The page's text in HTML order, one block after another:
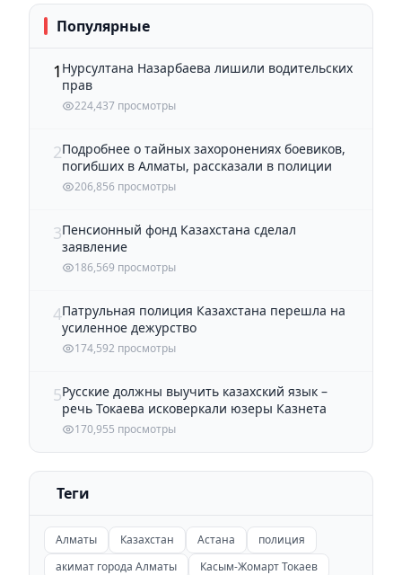
Популярные
1 Нурсултана Назарбаева лишили водительских
прав
224,437 просмотры
2Подробнее о тайных захоронениях боевиков,
погибших в Алматы, рассказали в полиции
206,856 просмотры
3Пенсионный фонд Казахстана сделал
заявление
186,569 просмотры
4Патрульная полиция Казахстана перешла на
усиленное дежурство
174,592 просмотры
5Русские должны выучить казахский язык –
речь Токаева исковеркали юзеры Казнета
170,955 просмотры
Теги
Алматы Казахстан Астана
полиция
акимат города Алматы
Касым-Жомарт Токаев